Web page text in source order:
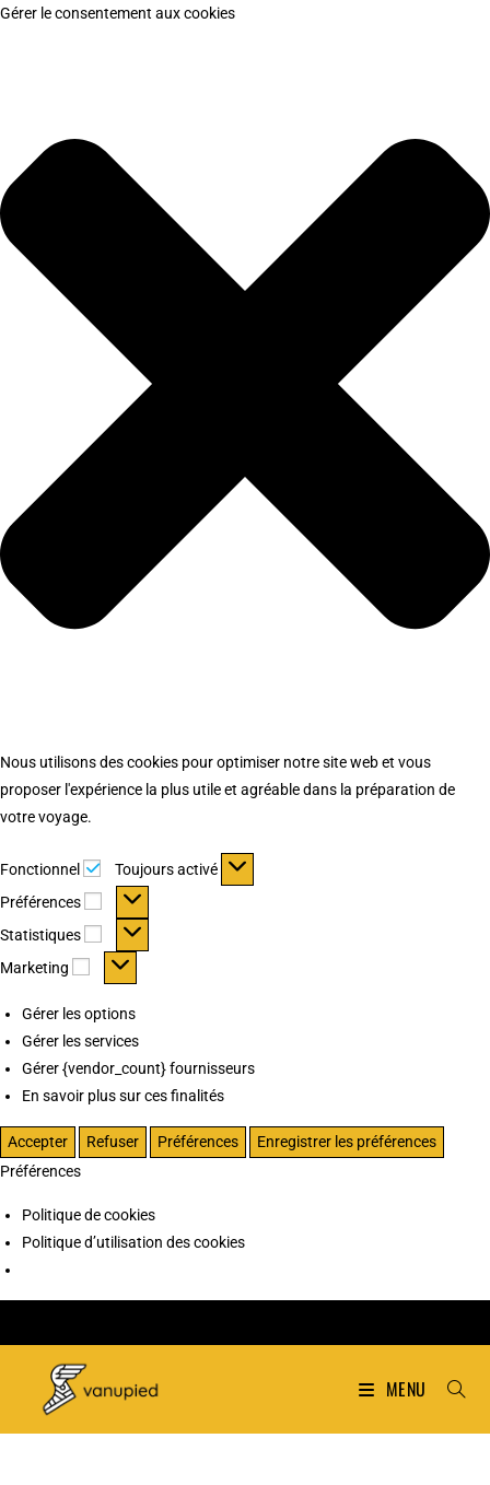
Gérer le consentement aux cookies
Nous utilisons des cookies pour optimiser notre site web et vous
proposer l'expérience la plus utile et agréable dans la préparation de
votre voyage.
Fonctionnel Fonctionnel
Toujours activé
Préférences
Préférences
Statistiques Statistiques
Marketing Marketing
Gérer les options
Gérer les services
Gérer {vendor_count} fournisseurs
En savoir plus sur ces finalités
Accepter Refuser Préférences
Enregistrer les préférences
Préférences
Politique de cookies
Politique d’utilisation des cookies
MENU